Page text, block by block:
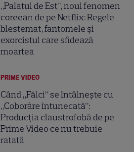
„Palatul de Est”, noul fenomen
coreean de pe Netflix: Regele
blestemat, fantomele și
exorcistul care sfidează
moartea
PRIME VIDEO
Când „Fălci” se întâlnește cu
„Coborâre întunecată”:
Producția claustrofobă de pe
Prime Video ce nu trebuie
ratată